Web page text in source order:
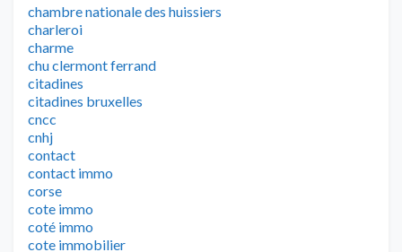
chambre nationale des huissiers
charleroi
charme
chu clermont ferrand
citadines
citadines bruxelles
cncc
cnhj
contact
contact immo
corse
cote immo
coté immo
cote immobilier